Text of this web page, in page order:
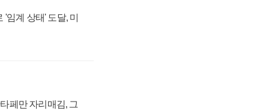
임계 상태' 도달, 미
페만 자리매김, 그